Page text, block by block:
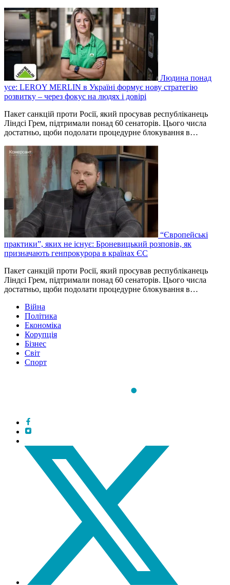
Людина понад
усе: LEROY MERLIN в Україні формує нову стратегію
розвитку – через фокус на людях і довірі
Пакет санкцій проти Росії, який просував республіканець
Ліндсі Грем, підтримали понад 60 сенаторів. Цього числа
достатньо, щоби подолати процедурне блокування в…
“Європейські
практики”, яких не існує: Броневицький розповів, як
призначають генпрокурора в країнах ЄС
Пакет санкцій проти Росії, який просував республіканець
Ліндсі Грем, підтримали понад 60 сенаторів. Цього числа
достатньо, щоби подолати процедурне блокування в…
Війна
Політика
Економіка
Корупція
Бізнес
Світ
Спорт